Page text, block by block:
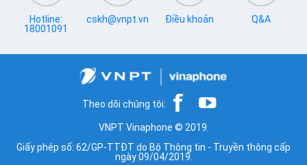
Hotline:
18001091
cskh@vnpt.vn Điều khoản Q&A
Theo dõi chúng tôi:
VNPT Vinaphone © 2019.
Giấy phép số: 62/GP-TTĐT do Bộ Thông tin - Truyền thông cấp
ngày 09/04/2019.